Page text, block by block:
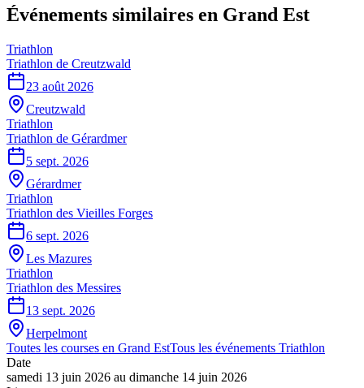
Événements similaires en Grand Est
Triathlon
Triathlon de Creutzwald
23 août 2026
Creutzwald
Triathlon
Triathlon de Gérardmer
5 sept. 2026
Gérardmer
Triathlon
Triathlon des Vieilles Forges
6 sept. 2026
Les Mazures
Triathlon
Triathlon des Messires
13 sept. 2026
Herpelmont
Toutes les courses en Grand EstTous les événements Triathlon
Date
samedi 13 juin 2026 au dimanche 14 juin 2026